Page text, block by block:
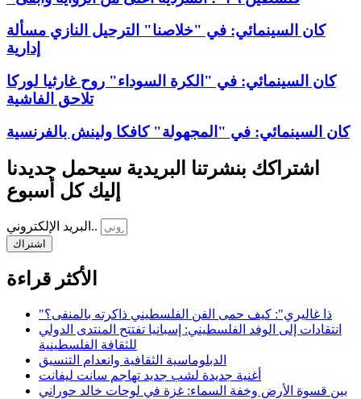
كان السينمائي: في "خلاصنا" الترحيل النازي مسألة
إدارية
كان السينمائي: في "الكرة السوداء" روح غارثيا لوركا
تلاحق الفاشية
كان السينمائي: في "المجهولة" كافكا ولينش بالفرنسية
اشتراكك بنشرتنا البريدية سيحمل جديدنا
إليك كل أسبوع
البريد الإلكتروني..
اشتراك
الأكثر قراءة
"ذا غاليري": كيف حمى الفن الفلسطيني ذاكرته بالمنفى؟
انتقادات إلى الوفد الفلسطيني: إسبانيا تفتتح المنتدى الدولي
للثقافة الفلسطينية
الدبلوماسية الثقافية وانعدام التنسيق
أغنية جديدة لشب جديد تهاجم سانت ليفانت
بين قسوة الأرض وخفة السماء: غزة في لوحات خالد حوراني